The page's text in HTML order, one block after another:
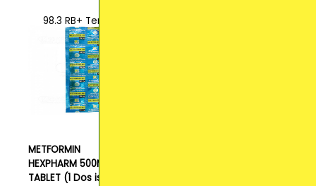
98.3 RB+ Terjual
METFORMIN
HEXPHARM 500MG
TABLET (1 Dos isi